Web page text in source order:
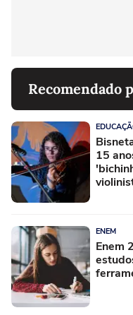
Recomendado
15
ENEM
Enem